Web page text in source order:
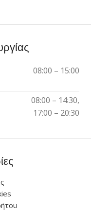
08:00 – 15:00
08:00 – 14:30,
17:00 – 20:30